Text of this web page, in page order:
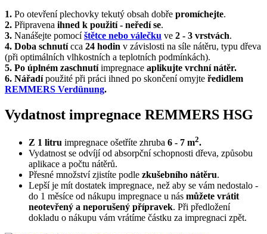
1. Po otevření plechovky tekutý obsah dobře promíchejte.
2. Připravena ihned k použití - neředí se.
3. Nanášejte pomocíštětce nebo válečku ve 2 - 3 vrstvách.
4. Doba schnutícca 24 hodin v závislosti na síle nátěru, typu dřeva
(při optimálních vlhkostních a teplotních podmínkách).
5. Po úplném zaschnutíimpregnace aplikujte vrchní nátěr.
6. Nářadípoužité při práci ihned po skončení omyjte ředidlem
REMMERS Verdünung.
Vydatnost impregnace REMMERS HSG
Z 1 litru impregnace ošetříte zhruba 6 - 7 m2.
Vydatnost se odvíjí od absorpční schopnosti dřeva, způsobu
aplikace a počtu nátěrů.
Přesné množství zjistíte podle zkušebního nátěru.
Lepší je mít dostatek impregnace, než aby se vám nedostalo -
do 1 měsíce od nákupu impregnace u nás můžete vrátit
neotevřený a neporušený přípravek. Při předložení
dokladu o nákupu vám vrátíme částku za impregnaci zpět.